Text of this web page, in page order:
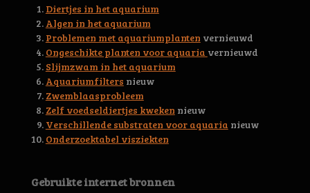
e
Diertjes in het aquarium
Algen in het aquarium
Problemen met aquariumplanten vernieuwd
Ongeschikte planten voor aquaria vernieuwd
Slijmzwam in het aquarium
Aquariumfilters nieuw
Zwemblaasprobleem
Zelf voedseldiertjes kweken nieuw
Verschillende substraten voor aquaria nieuw
Onderzoektabel visziekten
Gebruikte internet bronnen